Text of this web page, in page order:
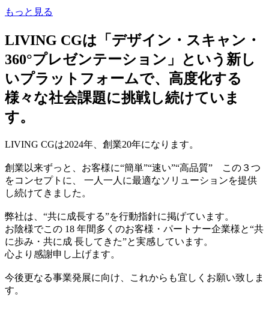
もっと見る
LIVING CGは「デザイン・スキャン・
360°プレゼンテーション」という新し
いプラットフォームで、高度化する
様々な社会課題に挑戦し続けていま
す。
LIVING CGは2024年、創業20年になります。
創業以来ずっと、お客様に“簡単”“速い”“高品質” この３つ
をコンセプトに、 一人一人に最適なソリューションを提供
し続けてきました。
弊社は、“共に成長する”を行動指針に掲げています。
お陰様でこの 18 年間多くのお客様・パートナー企業様と“共
に歩み・共に成 長してきた”と実感しています。
心より感謝申し上げます。
今後更なる事業発展に向け、これからも宜しくお願い致しま
す。